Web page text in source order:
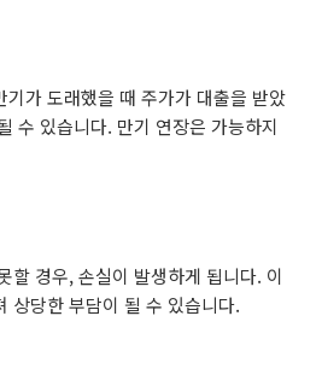
가 도래했을 때 주가가 대출을 받았
수 있습니다. 만기 연장은 가능하지
할 경우, 손실이 발생하게 됩니다. 이
상당한 부담이 될 수 있습니다.